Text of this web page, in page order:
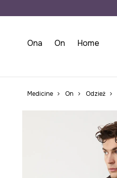
Ona On Home
Medicine On Odzież